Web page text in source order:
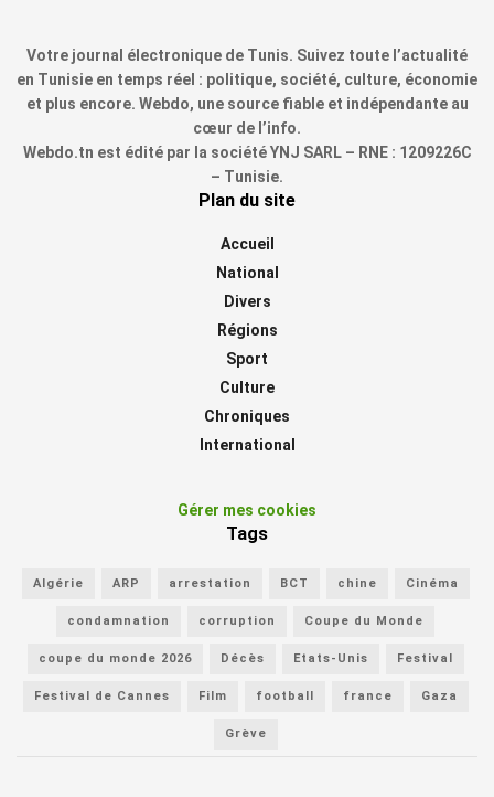
Votre journal électronique de Tunis. Suivez toute l’actualité
en Tunisie en temps réel : politique, société, culture, économie
et plus encore. Webdo, une source fiable et indépendante au
cœur de l’info.
Webdo.tn est édité par la société YNJ SARL – RNE : 1209226C
– Tunisie.
Plan du site
Accueil
National
Divers
Régions
Sport
Culture
Chroniques
International
Gérer mes cookies
Tags
Algérie ARP arrestation BCT chine Cinéma
condamnation corruption Coupe du Monde
coupe du monde 2026 Décès Etats-Unis Festival
Festival de Cannes Film football france Gaza
Grève